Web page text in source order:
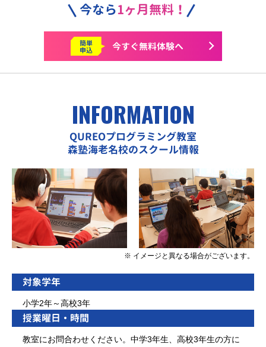
今なら1ヶ月無料！
簡単
申込 今すぐ無料体験へ
INFORMATION
QUREOプログラミング教室
森塾海老名校のスクール情報
※ イメージと異なる場合がございます。
対象学年
小学2年～高校3年
授業曜日・時間
教室にお問合わせください。中学3年生、高校3年生の方に